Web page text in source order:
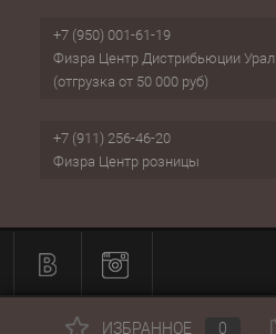
+7 (950) 001-61-19
Физра Центр Дистрибьюции Урал
(отгрузка от 50 000 руб)
+7 (911) 256-46-20
Физра Центр розницы
ИЗБРАННОЕ 0